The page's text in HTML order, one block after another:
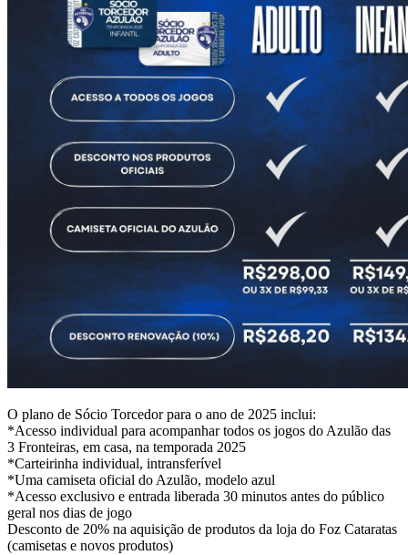
O plano de Sócio Torcedor para o ano de 2025 inclui:
*Acesso individual para acompanhar todos os jogos do Azulão das
3 Fronteiras, em casa, na temporada 2025
*Carteirinha individual, intransferível
*Uma camiseta oficial do Azulão, modelo azul
*Acesso exclusivo e entrada liberada 30 minutos antes do público
geral nos dias de jogo
Desconto de 20% na aquisição de produtos da loja do Foz Cataratas
(camisetas e novos produtos)